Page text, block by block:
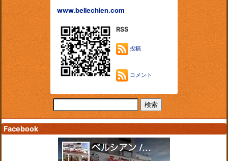
www.bellechien.com
RSS
投稿
コメント
Facebook